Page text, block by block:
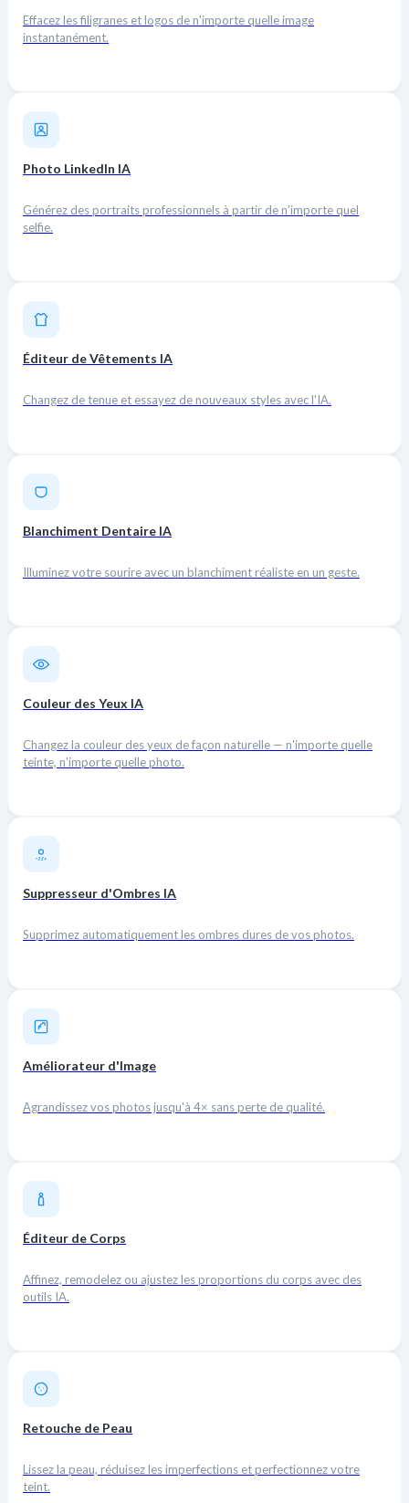
Effacez les filigranes et logos de n'importe quelle image
instantanément.
Photo LinkedIn IA
Générez des portraits professionnels à partir de n'importe quel
selfie.
Éditeur de Vêtements IA
Changez de tenue et essayez de nouveaux styles avec l'IA.
Blanchiment Dentaire IA
Illuminez votre sourire avec un blanchiment réaliste en un geste.
Couleur des Yeux IA
Changez la couleur des yeux de façon naturelle — n'importe quelle
teinte, n'importe quelle photo.
Suppresseur d'Ombres IA
Supprimez automatiquement les ombres dures de vos photos.
Améliorateur d'Image
Agrandissez vos photos jusqu'à 4× sans perte de qualité.
Éditeur de Corps
Affinez, remodelez ou ajustez les proportions du corps avec des
outils IA.
Retouche de Peau
Lissez la peau, réduisez les imperfections et perfectionnez votre
teint.